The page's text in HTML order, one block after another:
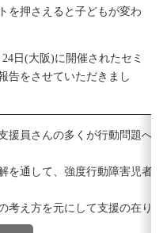
押さえると子どもが変わ
日(大阪)に開催されたセミ
告をさせていただきまし
援員さんの多くが行動問題へ
を通して、強度行動障害児者
考え方を元にして支援の在り